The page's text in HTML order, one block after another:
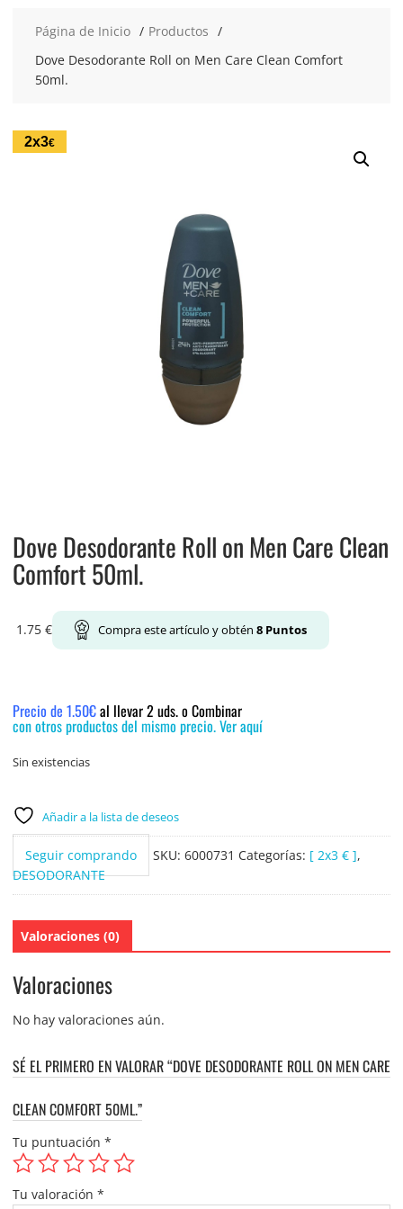
Página de Inicio
Productos
Dove Desodorante Roll on Men Care Clean Comfort
50ml.
2x3€
Dove Desodorante Roll on Men Care Clean
Comfort 50ml.
1.75 € Compra este artículo y obtén 8Puntos
Precio de 1.50€al llevar 2 uds. o Combinar
con otros productos del mismo precio. Ver aquí
Sin existencias
Añadir a la lista de deseos
Seguir comprando SKU: 6000731 Categorías: [ 2x3 € ],
DESODORANTE
Valoraciones (0)
Valoraciones
No hay valoraciones aún.
SÉ EL PRIMERO EN VALORAR “DOVE DESODORANTE ROLL ON MEN CARE
CLEAN COMFORT 50ML.”
Tu puntuación *
Tu valoración *